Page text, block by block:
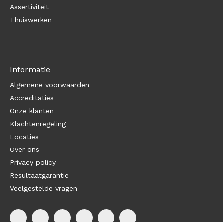
Assertiviteit
Thuiswerken
Informatie
Algemene voorwaarden
Accreditaties
Onze klanten
Klachtenregeling
Locaties
Over ons
Privacy policy
Resultaatgarantie
Veelgestelde vragen